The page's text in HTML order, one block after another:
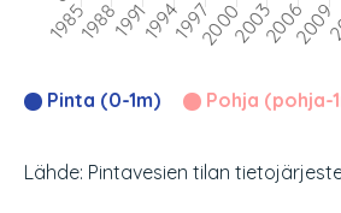
Pinta (0-1m) Pohja (pohja-
Lähde: Pintavesien tilan